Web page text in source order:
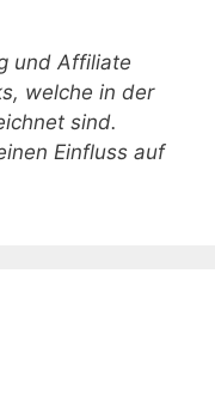
und Affiliate
welche in der
sind.
Einfluss auf